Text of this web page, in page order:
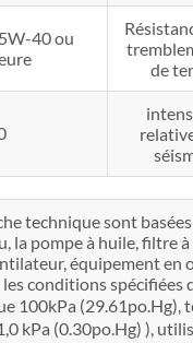
40 ou
de
technique sont
la pompe à huile, filtre
équipement en
conditions spécifiées
100kPa
kPa (0.30po.Hg) ),